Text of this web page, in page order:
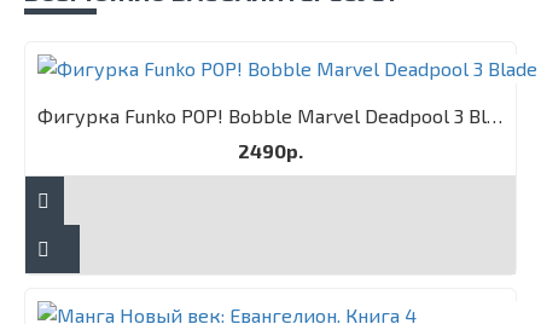
Фигурка Funko POP! Bobble Marvel Deadpool 3 Blade
2490р.